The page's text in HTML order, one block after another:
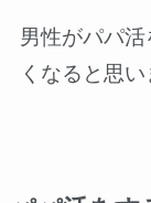
男性がパパ
くなると思い